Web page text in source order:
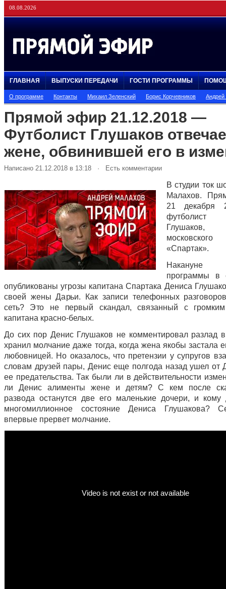
08.08.2026
ГЛАВНАЯ ВЫПУСКИ ПЕРЕДАЧИ ГОСТИ ПРОГРАММЫ
О программе Контакты Михаил Зеленский Борис Корчевников
Прямой эфир 21.12.2018 —
Футболист Глушаков
жене, обвинившей его в
Написано 21.12.2018 в 13:18 · Есть комментарии
В студии ток
Малахов.
21 декабря
Глушаков,
«Спартак».
программы в
опубликованы угрозы капитана Спартака Дениса
своей жены Дарьи. Как записи телефонных
сеть? Это не первый скандал, связанный с
капитана красно-белых.
До сих пор Денис Глушаков не комментировал разлад
хранил молчание даже тогда, когда жена якобы застала
любовницей. Но оказалось, что претензии у супругов
словам друзей пары, Денис еще полгода назад ушел от
ее предательства. Так были ли в действительности
ли Денис алименты жене и детям? С кем после
развода останутся две его маленькие дочери, и кому
многомиллионное состояние Дениса Глушакова?
впервые прервет молчание.